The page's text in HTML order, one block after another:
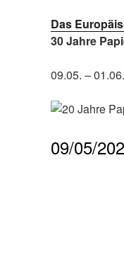
Das
30 Jahre
09.05. –
09/05/